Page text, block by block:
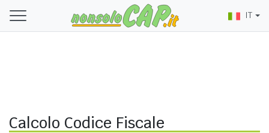
IT
Calcolo Codice Fiscale